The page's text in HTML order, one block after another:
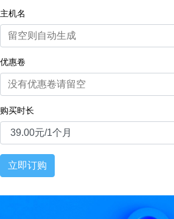
主机名
优惠卷
购买时长
立即订购